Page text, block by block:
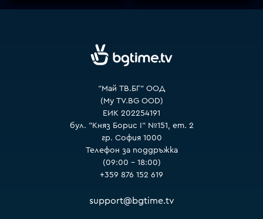
"Май ТВ.БГ" ООД
(My TV.BG OOD)
ЕИК 202254191
бул. "Княз Борис I" №151, ет. 2
гр. София 1000
Телефон за поддръжка
(09:00 – 18:00)
+359 876 152 619
support@bgtime.tv